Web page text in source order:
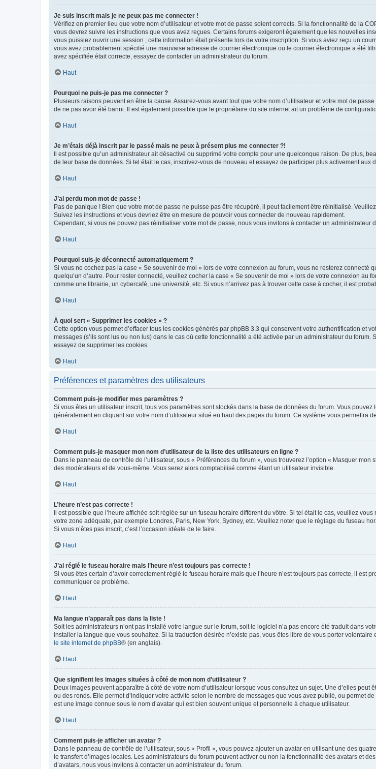
Je suis inscrit mais je ne peux pas me connecter !
Vérifiez en premier lieu que votre nom d’utilisateur et votre mot de passe soient corrects. Si la fonctionnalité de la
vous devrez suivre les instructions que vous avez reçues. Certains forums exigeront également que les nouvelles
vous puissiez ouvrir une session ; cette information était présente lors de votre inscription. Si vous aviez reçu un
vous avez probablement spécifié une mauvaise adresse de courrier électronique ou le courrier électronique a été
avez spécifiée était correcte, essayez de contacter un administrateur du forum.
Haut
Pourquoi ne puis-je pas me connecter ?
Plusieurs raisons peuvent en être la cause. Assurez-vous avant tout que votre nom d’utilisateur et votre mot de
de ne pas avoir été banni. Il est également possible que le propriétaire du site internet ait un problème de
Haut
Je m’étais déjà inscrit par le passé mais ne peux à présent plus me connecter ?!
Il est possible qu’un administrateur ait désactivé ou supprimé votre compte pour une quelconque raison. De plus,
de leur base de données. Si tel était le cas, inscrivez-vous de nouveau et essayez de participer plus activement aux
Haut
J’ai perdu mon mot de passe !
Pas de panique ! Bien que votre mot de passe ne puisse pas être récupéré, il peut facilement être réinitialisé.
Suivez les instructions et vous devriez être en mesure de pouvoir vous connecter de nouveau rapidement.
Cependant, si vous ne pouvez pas réinitialiser votre mot de passe, nous vous invitons à contacter un administrateur
Haut
Pourquoi suis-je déconnecté automatiquement ?
Si vous ne cochez pas la case « Se souvenir de moi » lors de votre connexion au forum, vous ne resterez connecté
quelqu’un d’autre. Pour rester connecté, veuillez cocher la case « Se souvenir de moi » lors de votre connexion au
comme une librairie, un cybercafé, une université, etc. Si vous n’arrivez pas à trouver cette case à cocher, il est
Haut
À quoi sert « Supprimer les cookies » ?
Cette option vous permet d’effacer tous les cookies générés par phpBB 3.3 qui conservent votre authentification et
messages (s’ils sont lus ou non lus) dans le cas où cette fonctionnalité a été activée par un administrateur du
essayez de supprimer les cookies.
Haut
Préférences et paramètres des utilisateurs
Comment puis-je modifier mes paramètres ?
Si vous êtes un utilisateur inscrit, tous vos paramètres sont stockés dans la base de données du forum. Vous
généralement en cliquant sur votre nom d’utilisateur situé en haut des pages du forum. Ce système vous permettra
Haut
Comment puis-je masquer mon nom d’utilisateur de la liste des utilisateurs en ligne ?
Dans le panneau de contrôle de l’utilisateur, sous « Préférences du forum », vous trouverez l’option « Masquer
des modérateurs et de vous-même. Vous serez alors comptabilisé comme étant un utilisateur invisible.
Haut
L’heure n’est pas correcte !
Il est possible que l’heure affichée soit réglée sur un fuseau horaire différent du vôtre. Si tel était le cas, veuillez
votre zone adéquate, par exemple Londres, Paris, New York, Sydney, etc. Veuillez noter que le réglage du fuseau
Si vous n’êtes pas inscrit, c’est l’occasion idéale de le faire.
Haut
J’ai réglé le fuseau horaire mais l’heure n’est toujours pas correcte !
Si vous êtes certain d’avoir correctement réglé le fuseau horaire mais que l’heure n’est toujours pas correcte, il
communiquer ce problème.
Haut
Ma langue n’apparaît pas dans la liste !
Soit les administrateurs n’ont pas installé votre langue sur le forum, soit le logiciel n’a pas encore été traduit dans
installer la langue que vous souhaitez. Si la traduction désirée n’existe pas, vous êtes libre de vous porter
le site internet de phpBB® (en anglais).
Haut
Que signifient les images situées à côté de mon nom d’utilisateur ?
Deux images peuvent apparaître à côté de votre nom d’utilisateur lorsque vous consultez un sujet. Une d’elles
ou des ronds. Elle permet d’indiquer votre activité selon le nombre de messages que vous avez publié, ou permet
est une image connue sous le nom d’avatar qui est bien souvent unique et personnelle à chaque utilisateur.
Haut
Comment puis-je afficher un avatar ?
Dans le panneau de contrôle de l’utilisateur, sous « Profil », vous pouvez ajouter un avatar en utilisant une des
le transfert d’images locales. Les administrateurs du forum peuvent activer ou non la fonctionnalité des avatars et
d’avatars, nous vous invitons à contacter un administrateur du forum.